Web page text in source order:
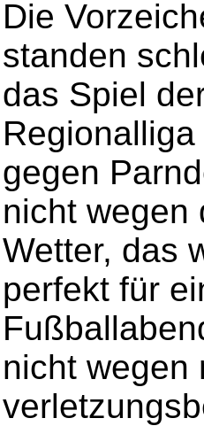
Die
standen
das Spiel
gegen
nicht wegen
Wetter, das
perfekt für
nicht wegen